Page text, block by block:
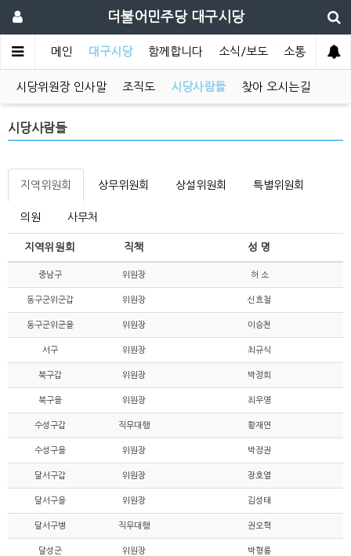
더불어민주당 대구시당
메인 대구시당 함께합니다 소식/보도 소통
시당위원장 인사말 조직도 시당사람들 찾아 오시는길
시당사람들
지역위원회 상무위원회 상설위원회 특별위원회
의원 사무처
지역위원회 직책 성 명
중남구 위원장 허 소
동구군위군갑 위원장 신효철
동구군위군을 위원장 이승천
서구 위원장 최규식
북구갑 위원장 박정희
북구을 위원장 최우영
수성구갑 직무대행 황재연
수성구을 위원장 박정권
달서구갑 위원장 장호열
달서구을 위원장 김성태
달서구병 직무대행 권오혁
달성군 위원장 박형룡